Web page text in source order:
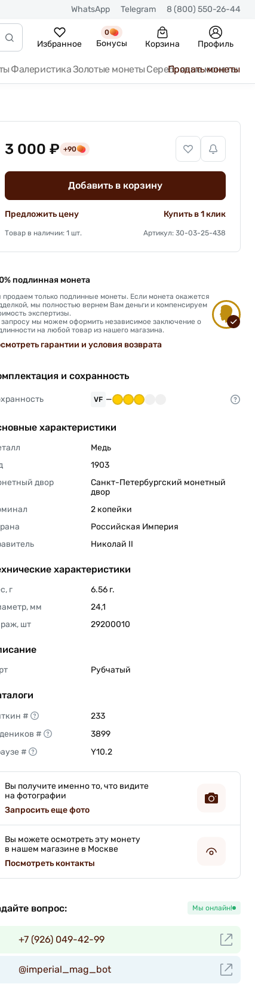
WhatsApp Telegram 8 (800) 550-26-44
Избранное
0
Бонусы Корзина Профиль
ФалеристикаЗолотые монеты Серебряные монеты
Продать монеты
3 000 ₽ +90
Добавить в корзину
Предложить цену Купить в 1 клик
Товар в наличии: 1 шт. Артикул: 30-03-25-438
подлинная монета
только подлинные монеты. Если монета окажется
мы полностью вернем Вам деньги и компенсируем
экспертизы.
мы можем оформить независимое заключение о
на любой товар из нашего магазина.
гарантии и условия возврата
и сохранность
VF —
характеристики
Медь
1903
двор
Санкт-Петербургский монетный
двор
2 копейки
Российская Империя
Николай II
характеристики
г
6.56 г.
мм
24,1
шт
29200010
Рубчатый
#
233
#
3899
#
Y10.2
Вы получите именно то, что видите
на фотографии
Запросить еще фото
Вы можете осмотреть эту монету
в нашем магазине в Москве
Посмотреть контакты
вопрос: Мы онлайн!
+7 (926) 049-42-99
@imperial_mag_bot